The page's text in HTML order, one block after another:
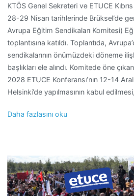
KTÖS Genel Sekreteri ve ETUCE
28-29 Nisan tarihlerinde Brüksel’de
Avrupa Eğitim Sendikaları Komitesi)
toplantısına katıldı. Toplantıda,
sendikalarının önümüzdeki döneme
başlıkları ele alındı. Komitede öne
2028 ETUCE Konferansı’nın 12-14
Helsinki’de yapılmasının kabul
Daha fazlasını oku